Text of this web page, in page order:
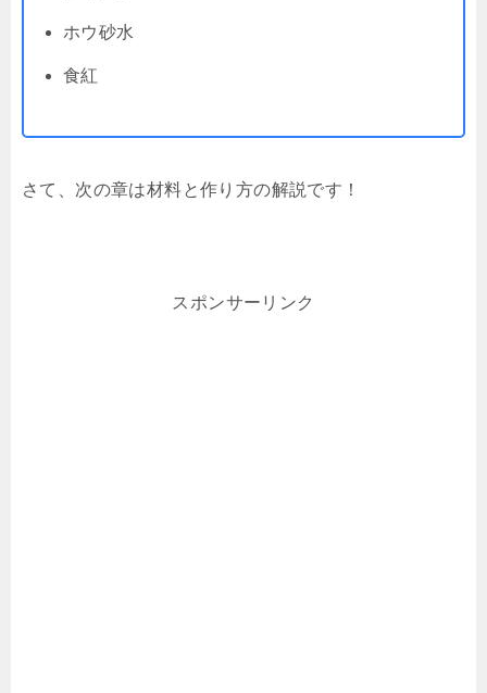
ホウ砂水
食紅
さて、次の章は材料と作り方の解説です！
スポンサーリンク